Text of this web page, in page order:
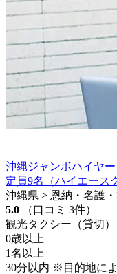
沖縄ジャンボハイヤ
定員9名（ハイエース
沖縄県 > 恩納・名護
5.0
（口コミ 3件）
観光タクシー（貸切）
0歳以上
1名以上
30分以内 ※目的地に